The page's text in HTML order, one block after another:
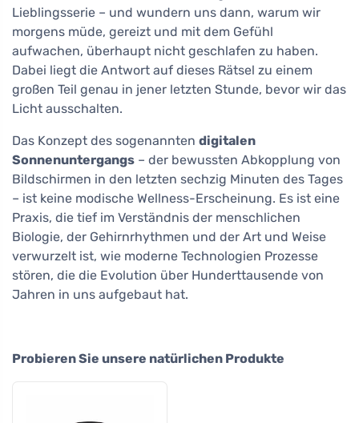
Lieblingsserie – und wundern uns dann, warum wir
morgens müde, gereizt und mit dem Gefühl
aufwachen, überhaupt nicht geschlafen zu haben.
Dabei liegt die Antwort auf dieses Rätsel zu einem
großen Teil genau in jener letzten Stunde, bevor wir das
Licht ausschalten.
Das Konzept des sogenannten digitalen
Sonnenuntergangs – der bewussten Abkopplung von
Bildschirmen in den letzten sechzig Minuten des Tages
– ist keine modische Wellness-Erscheinung. Es ist eine
Praxis, die tief im Verständnis der menschlichen
Biologie, der Gehirnrhythmen und der Art und Weise
verwurzelt ist, wie moderne Technologien Prozesse
stören, die die Evolution über Hunderttausende von
Jahren in uns aufgebaut hat.
Probieren Sie unsere natürlichen Produkte